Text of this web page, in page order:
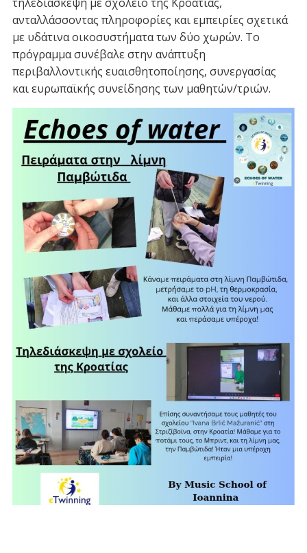
ανταλλάσσοντας πληροφορίες και εμπειρίες σχετικά
με υδάτινα οικοσυστήματα των δύο χωρών. Το
πρόγραμμα συνέβαλε στην ανάπτυξη
περιβαλλοντικής ευαισθητοποίησης, συνεργασίας
και ευρωπαϊκής συνείδησης των μαθητών/τριών.